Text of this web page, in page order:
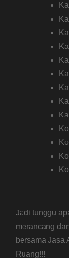
Jadi tunggu
merancang
bersama Jasa
Ruang!!!